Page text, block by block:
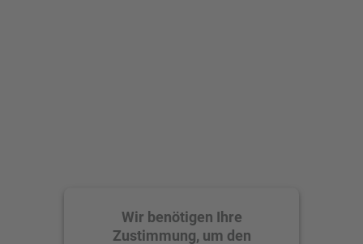
Wir benötigen Ihre
Zustimmung, um den